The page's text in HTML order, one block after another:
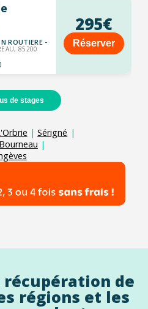
ROUTIERE -
85200
295€
Réserver
de stages
| Sérigné |
Bourneau |
récupération de
régions et les